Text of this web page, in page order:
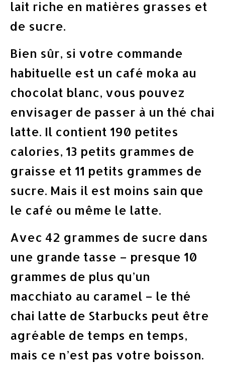
lait riche en matières grasses et
de sucre.
Bien sûr, si votre commande
habituelle est un café moka au
chocolat blanc, vous pouvez
envisager de passer à un thé chai
latte. Il contient 190 petites
calories, 13 petits grammes de
graisse et 11 petits grammes de
sucre. Mais il est moins sain que
le café ou même le latte.
Avec 42 grammes de sucre dans
une grande tasse – presque 10
grammes de plus qu’un
macchiato au caramel – le thé
chai latte de Starbucks peut être
agréable de temps en temps,
mais ce n’est pas votre boisson.